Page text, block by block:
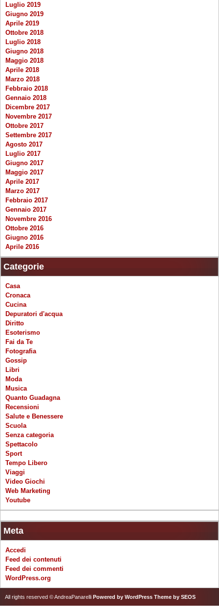
Luglio 2019
Giugno 2019
Aprile 2019
Ottobre 2018
Luglio 2018
Giugno 2018
Maggio 2018
Aprile 2018
Marzo 2018
Febbraio 2018
Gennaio 2018
Dicembre 2017
Novembre 2017
Ottobre 2017
Settembre 2017
Agosto 2017
Luglio 2017
Giugno 2017
Maggio 2017
Aprile 2017
Marzo 2017
Febbraio 2017
Gennaio 2017
Novembre 2016
Ottobre 2016
Giugno 2016
Aprile 2016
Categorie
Casa
Cronaca
Cucina
Depuratori d'acqua
Diritto
Esoterismo
Fai da Te
Fotografia
Gossip
Libri
Moda
Musica
Quanto Guadagna
Recensioni
Salute e Benessere
Scuola
Senza categoria
Spettacolo
Sport
Tempo Libero
Viaggi
Video Giochi
Web Marketing
Youtube
Meta
Accedi
Feed dei contenuti
Feed dei commenti
WordPress.org
All rights reserved © AndreaPanarelli Powered by WordPress Theme by SEOS